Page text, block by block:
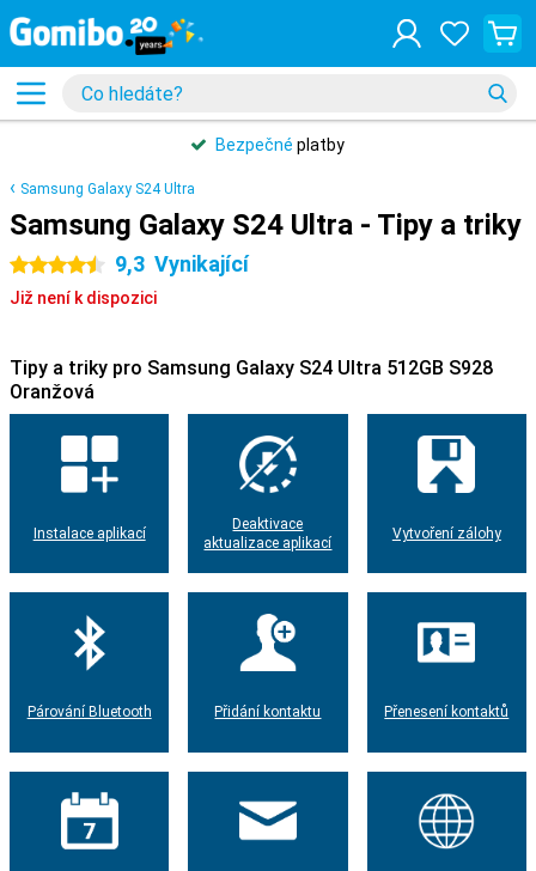
Bezpečné platby
Samsung Galaxy S24 Ultra
Samsung Galaxy S24 Ultra - Tipy a triky
4.5 hvězdičky 9,3 Vynikající
Již není k dispozici
Tipy a triky pro Samsung Galaxy S24 Ultra 512GB S928
Oranžová
Instalace aplikací
Deaktivace
aktualizace aplikací
Vytvoření zálohy
Párování Bluetooth Přidání kontaktu Přenesení kontaktů